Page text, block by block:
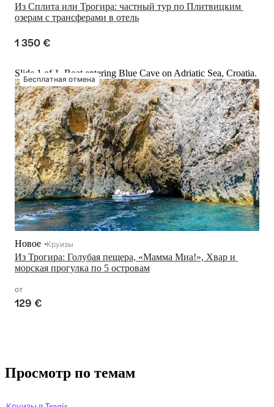
Из Сплита или Трогира: частный тур по Плитвицким
озерам с трансферами в отель
1 350 €
Бесплатная отмена
Slide 1 of 1, Boat entering Blue Cave on Adriatic Sea, Croatia.
Из Трогира: Голубая пещера, «Мамма Миа!», Хвар и
морская прогулка по 5 островам
Новое Круизы
от
129 €
Просмотр по темам